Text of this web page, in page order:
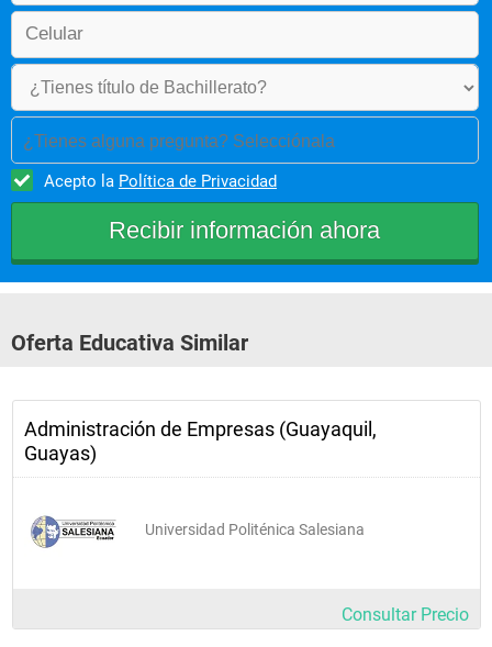
¿Tienes alguna pregunta? Selecciónala
Acepto la Política de Privacidad
Oferta Educativa Similar
Administración de Empresas (Guayaquil,
Guayas)
Universidad Politénica Salesiana
Consultar Precio